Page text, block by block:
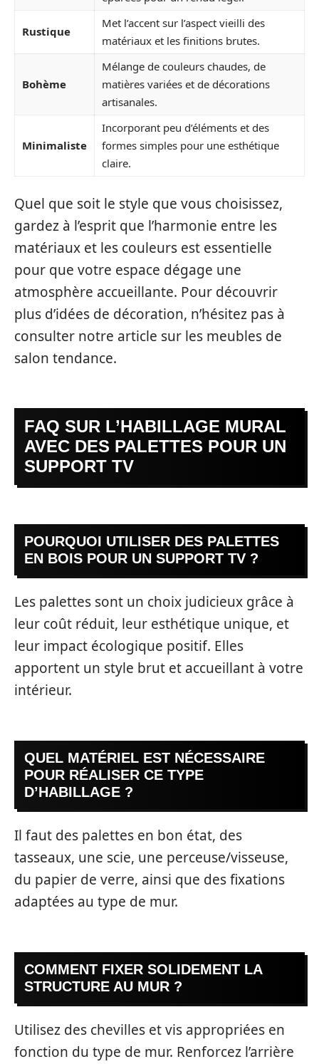
Rustique
Met l’accent sur l’aspect vieilli des
matériaux et les finitions brutes.
Bohème
Mélange de couleurs chaudes, de
matières variées et de décorations
artisanales.
Minimaliste
Incorporant peu d’éléments et des
formes simples pour une esthétique
claire.
Quel que soit le style que vous choisissez,
gardez à l’esprit que l’harmonie entre les
matériaux et les couleurs est essentielle
pour que votre espace dégage une
atmosphère accueillante. Pour découvrir
plus d’idées de décoration, n’hésitez pas à
consulter notre article sur les meubles de
salon tendance.
FAQ SUR L’HABILLAGE MURAL
AVEC DES PALETTES POUR UN
SUPPORT TV
POURQUOI UTILISER DES PALETTES
EN BOIS POUR UN SUPPORT TV ?
Les palettes sont un choix judicieux grâce à
leur coût réduit, leur esthétique unique, et
leur impact écologique positif. Elles
apportent un style brut et accueillant à votre
intérieur.
QUEL MATÉRIEL EST NÉCESSAIRE
POUR RÉALISER CE TYPE
D’HABILLAGE ?
Il faut des palettes en bon état, des
tasseaux, une scie, une perceuse/visseuse,
du papier de verre, ainsi que des fixations
adaptées au type de mur.
COMMENT FIXER SOLIDEMENT LA
STRUCTURE AU MUR ?
Utilisez des chevilles et vis appropriées en
fonction du type de mur. Renforcez l’arrière